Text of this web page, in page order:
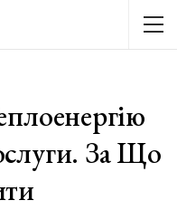
За Що